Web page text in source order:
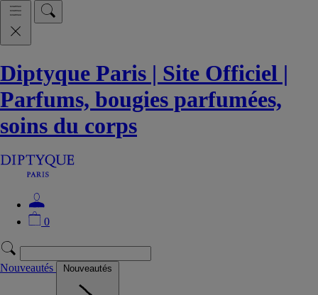
Diptyque Paris | Site Officiel |
Parfums, bougies parfumées,
soins du corps
0
Nouveautés Nouveautés